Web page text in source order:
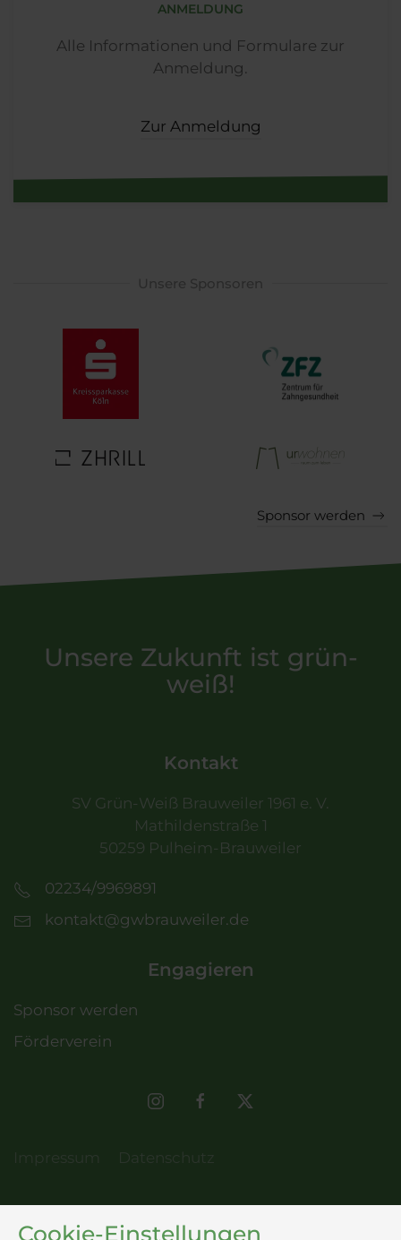
ANMELDUNG
Alle Informationen und Formulare zur
Anmeldung.
Zur Anmeldung
Unsere Sponsoren
Sponsor werden
Unsere Zukunft ist grün-
weiß!
Kontakt
SV Grün-Weiß Brauweiler 1961 e. V.
Mathildenstraße 1
50259 Pulheim-Brauweiler
02234/9969891
kontakt@gwbrauweiler.de
Engagieren
Sponsor werden
Förderverein
Cookie-Einstellungen